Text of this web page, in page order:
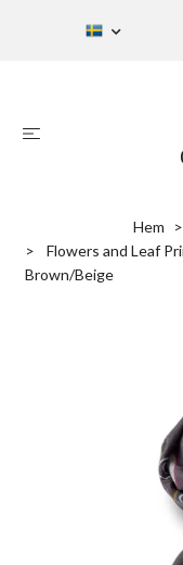
Hem
Flowers and Leaf
Brown/Beige